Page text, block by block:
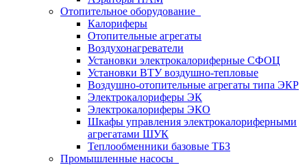
Отопительное оборудование
Калориферы
Отопительные агрегаты
Воздухонагреватели
Установки электрокалориферные СФОЦ
Установки ВТУ воздушно-тепловые
Воздушно-отопительные агрегаты типа ЭКР
Электрокалориферы ЭК
Электрокалориферы ЭКО
Шкафы управления электрокалориферными
агрегатами ШУК
Теплообменники базовые ТБЗ
Промышленные насосы